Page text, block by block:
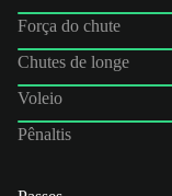
Força do chute
Chutes de longe
Voleio
Pênaltis